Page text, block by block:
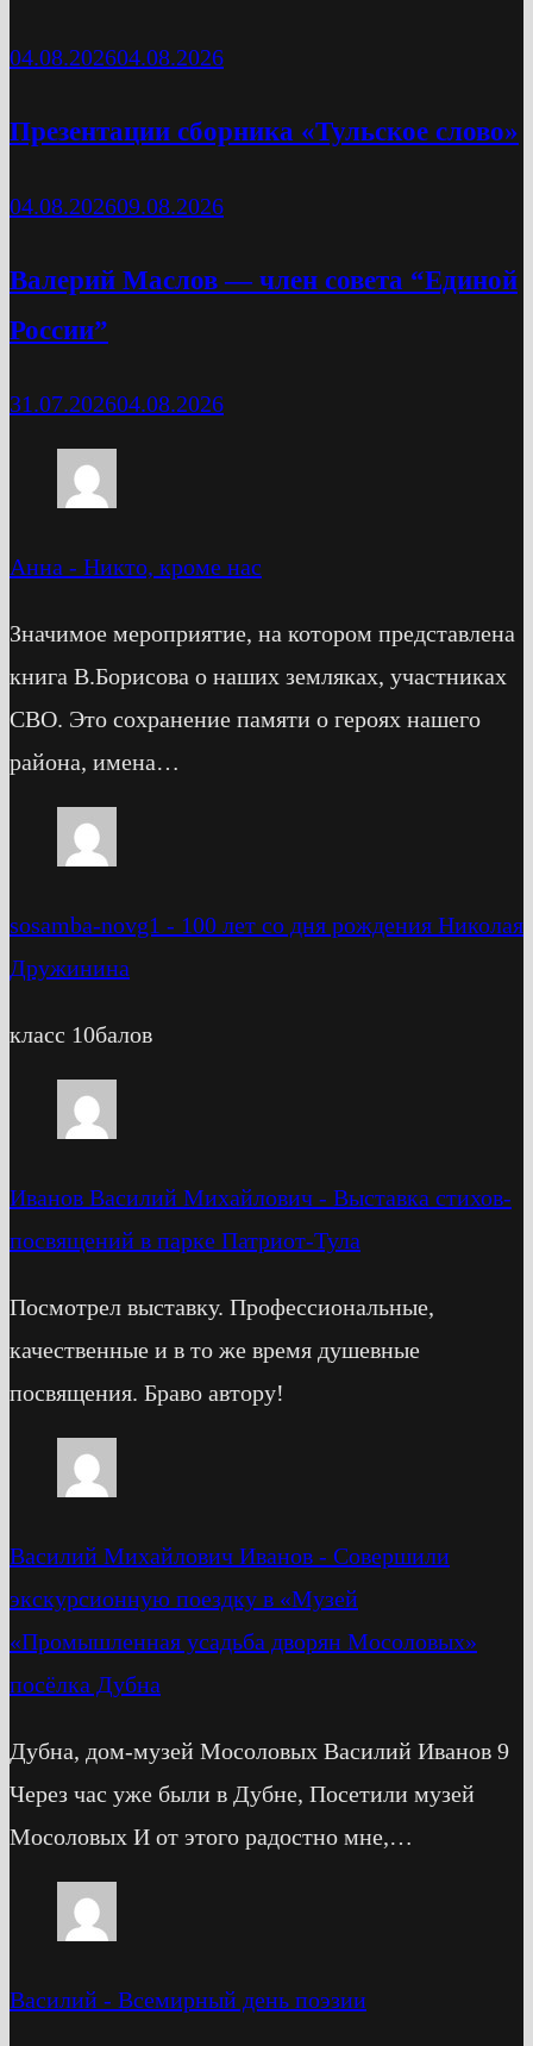
04.08.202604.08.2026
Презентации сборника «Тульское слово»
04.08.202609.08.2026
Валерий Маслов — член совета “Единой
России”
31.07.202604.08.2026
Анна - Никто, кроме нас
Значимое мероприятие, на котором представлена
книга В.Борисова о наших земляках, участниках
СВО. Это сохранение памяти о героях нашего
района, имена…
sosamba-novg1 - 100 лет со дня рождения Николая
Дружинина
класс 10балов
Иванов Василий Михайлович - Выставка стихов-
посвящений в парке Патриот-Тула
Посмотрел выставку. Профессиональные,
качественные и в то же время душевные
посвящения. Браво автору!
Василий Михайлович Иванов - Cовершили
экскурсионную поездку в «Музей
«Промышленная усадьба дворян Мосоловых»
посёлка Дубна
Дубна, дом-музей Мосоловых Василий Иванов 9
Через час уже были в Дубне, Посетили музей
Мосоловых И от этого радостно мне,…
Василий - Всемирный день поэзии